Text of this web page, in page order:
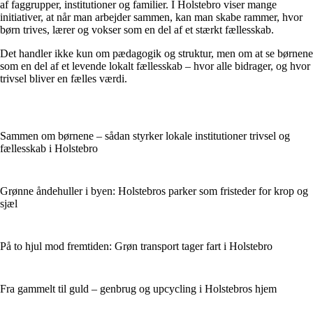
af faggrupper, institutioner og familier. I Holstebro viser mange
initiativer, at når man arbejder sammen, kan man skabe rammer, hvor
børn trives, lærer og vokser som en del af et stærkt fællesskab.
Det handler ikke kun om pædagogik og struktur, men om at se børnene
som en del af et levende lokalt fællesskab – hvor alle bidrager, og hvor
trivsel bliver en fælles værdi.
Sammen om børnene – sådan styrker lokale institutioner trivsel og
fællesskab i Holstebro
Grønne åndehuller i byen: Holstebros parker som fristeder for krop og
sjæl
På to hjul mod fremtiden: Grøn transport tager fart i Holstebro
Fra gammelt til guld – genbrug og upcycling i Holstebros hjem